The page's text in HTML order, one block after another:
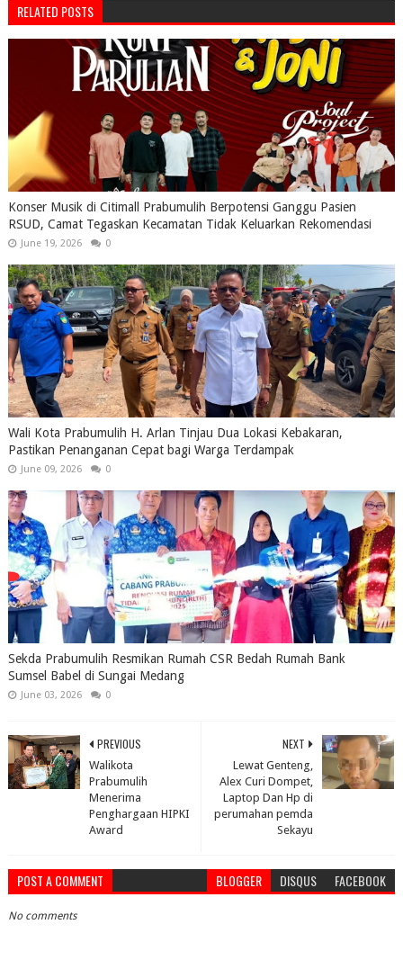
RELATED POSTS
Konser Musik di Citimall Prabumulih Berpotensi Ganggu Pasien
RSUD, Camat Tegaskan Kecamatan Tidak Keluarkan Rekomendasi
June 19, 2026 0
Wali Kota Prabumulih H. Arlan Tinjau Dua Lokasi Kebakaran,
Pastikan Penanganan Cepat bagi Warga Terdampak
June 09, 2026 0
Sekda Prabumulih Resmikan Rumah CSR Bedah Rumah Bank
Sumsel Babel di Sungai Medang
June 03, 2026 0
NEXT
Lewat Genteng,
Alex Curi Dompet,
Laptop Dan Hp di
perumahan pemda
Sekayu
PREVIOUS
Walikota
Prabumulih
Menerima
Penghargaan HIPKI
Award
POST A COMMENT BLOGGER DISQUS FACEBOOK
No comments